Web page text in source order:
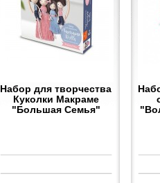
Набор для творчества
Куколки Макраме
"Большая Семья"